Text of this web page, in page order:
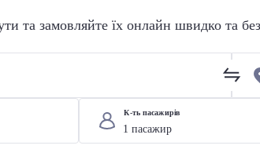
та замовляйте їх онлайн швидко та
К-ть пасажирів